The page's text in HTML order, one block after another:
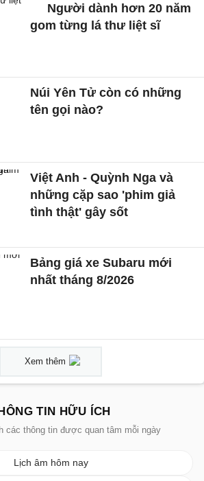
Người dành hơn 20 năm
gom từng lá thư liệt sĩ
Núi Yên Tử còn có những
tên gọi nào?
Việt Anh - Quỳnh Nga và
những cặp sao 'phim giả
tình thật' gây sốt
Bảng giá xe Subaru mới
nhất tháng 8/2026
Xem thêm
TIN HỮU ÍCH
các thông tin được quan tâm mỗi ngày
Lịch âm hôm nay